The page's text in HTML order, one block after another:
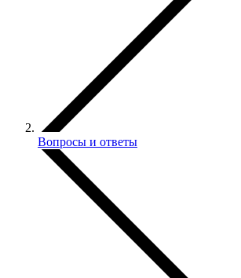
Вопросы и ответы